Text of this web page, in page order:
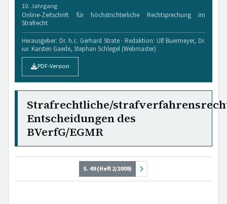
10. Jahrgang
Online-Zeitschrift für höchstrichterliche Rechtsprechung im
Strafrecht
Herausgeber: Dr. h.c. Gerhard Strate · Redaktion: Ulf Buermeyer, Dr.
iur. Karsten Gaede, Stephan Schlegel (Webmaster)
PDF-Version
Strafrechtliche/
Entscheidungen des
BVerfG/EGMR
S. 49 (Heft 2/2009)